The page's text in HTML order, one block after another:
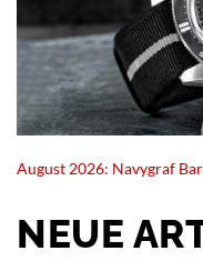
August 2026: Navygraf
NEUE